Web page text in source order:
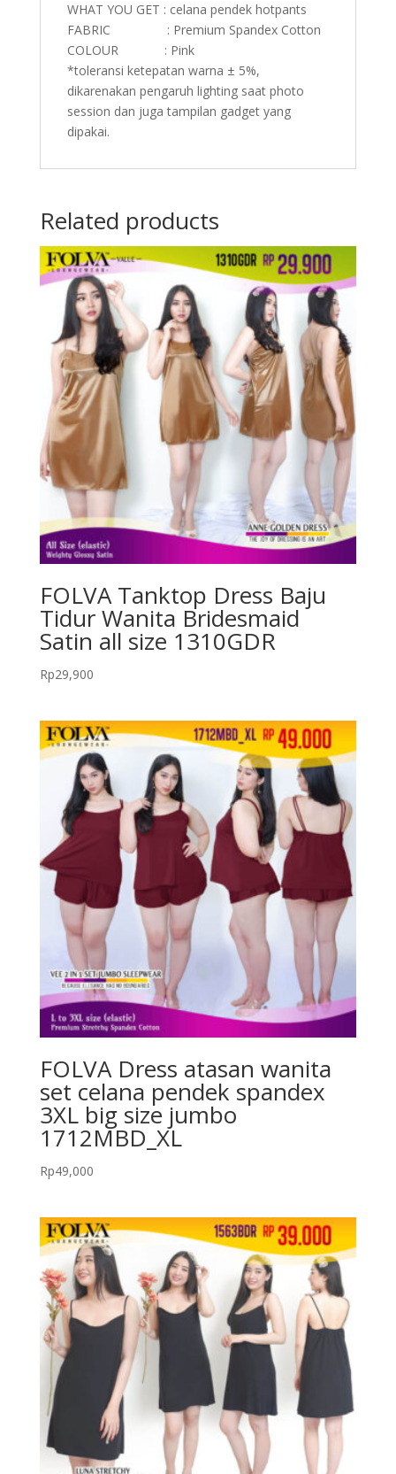
WHAT YOU GET : celana pendek hotpants
FABRIC : Premium Spandex Cotton
COLOUR : Pink
*toleransi ketepatan warna ± 5%,
dikarenakan pengaruh lighting saat photo
session dan juga tampilan gadget yang
dipakai.
Related products
FOLVA Tanktop Dress Baju
Tidur Wanita Bridesmaid
Satin all size 1310GDR
Rp29,900
FOLVA Dress atasan wanita
set celana pendek spandex
3XL big size jumbo
1712MBD_XL
Rp49,000